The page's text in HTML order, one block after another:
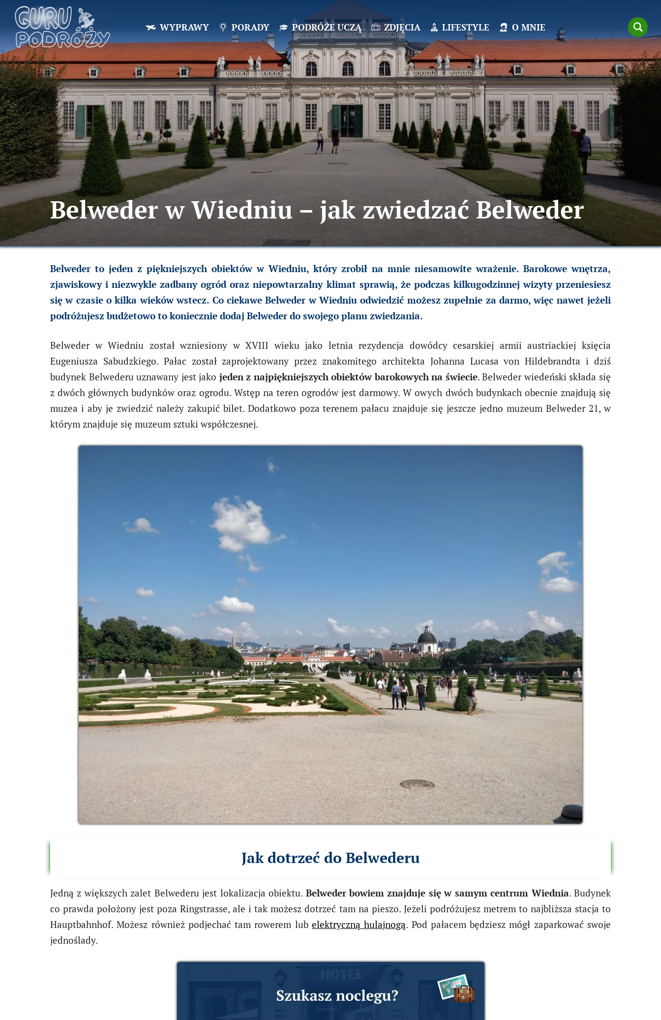
WYPRAWY PORADY PODRÓŻE UCZĄ ZDJĘCIA LIFESTYLE O MNIE
Belweder w Wiedniu – jak zwiedzać Belweder
Belweder to jeden z piękniejszych obiektów w Wiedniu, który zrobił na mnie niesamowite wrażenie. Barokowe wnętrza,
zjawiskowy i niezwykle zadbany ogród oraz niepowtarzalny klimat sprawią, że podczas kilkugodzinnej wizyty przeniesiesz
się w czasie o kilka wieków wstecz. Co ciekawe Belweder w Wiedniu odwiedzić możesz zupełnie za darmo, więc nawet jeżeli
podróżujesz budżetowo to koniecznie dodaj Belweder do swojego planu zwiedzania.
Belweder w Wiedniu został wzniesiony w XVIII wieku jako letnia rezydencja dowódcy cesarskiej armii austriackiej księcia
Eugeniusza Sabudzkiego. Pałac został zaprojektowany przez znakomitego architekta Johanna Lucasa von Hildebrandta i dziś
budynek Belwederu uznawany jest jako jeden z najpiękniejszych obiektów barokowych na świecie. Belweder wiedeński składa się
z dwóch głównych budynków oraz ogrodu. Wstęp na teren ogrodów jest darmowy. W owych dwóch budynkach obecnie znajdują się
muzea i aby je zwiedzić należy zakupić bilet. Dodatkowo poza terenem pałacu znajduje się jeszcze jedno muzeum Belweder 21, w
którym znajduje się muzeum sztuki współczesnej.
Jak dotrzeć do Belwederu
Jedną z większych zalet Belwederu jest lokalizacja obiektu. Belweder bowiem znajduje się w samym centrum Wiednia. Budynek
co prawda położony jest poza Ringstrasse, ale i tak możesz dotrzeć tam na pieszo. Jeżeli podróżujesz metrem to najbliższa stacja to
Hauptbahnhof. Możesz również podjechać tam rowerem lub elektryczną hulajnogą. Pod pałacem będziesz mógł zaparkować swoje
jednoślady.